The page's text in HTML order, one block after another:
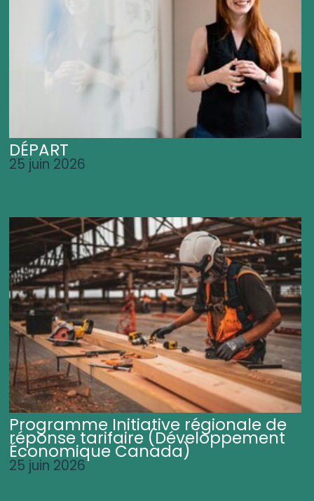
DÉPART
25 juin 2026
Programme Initiative régionale de
réponse tarifaire (Développement
Économique Canada)
25 juin 2026